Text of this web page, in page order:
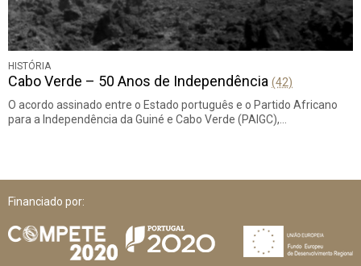
HISTÓRIA
Cabo Verde – 50 Anos de Independência (42)
O acordo assinado entre o Estado português e o Partido Africano
para a Independência da Guiné e Cabo Verde (PAIGC),…
Financiado por: